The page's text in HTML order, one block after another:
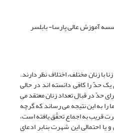
آموزش عالی پارسا- بابلسر
با زنان مختلف، اختلاف نظر دارند.
حدّ را کافی دانسته اند در حالی
حدّ در قبال تعداد زنان معتقد می
را به این نتیجه می رساند که گرچه
قریب به اجماع تحقّق یافته است،
یا احتمالی این شهرت بنابر ادعای